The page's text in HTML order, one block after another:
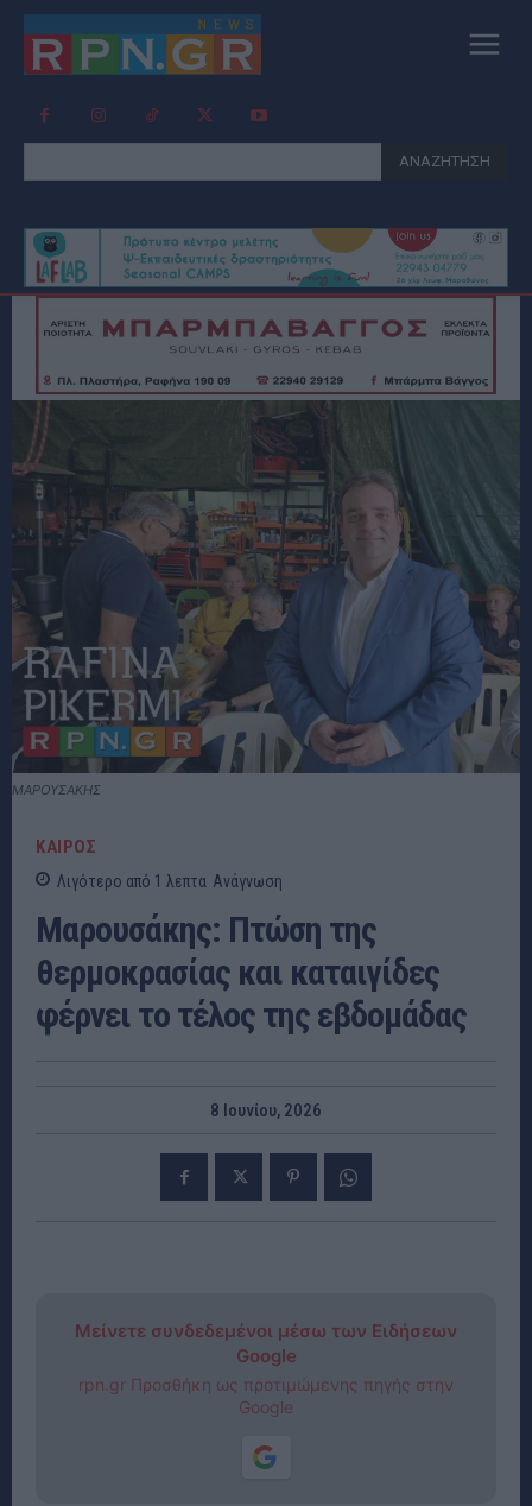
ΑΝΑΖΗΤΗΣΗ
ΜΑΡΟΥΣΑΚΗΣ
ΚΑΙΡΟΣ
Λιγότερο από 1 λεπτα Ανάγνωση
Μαρουσάκης: Πτώση της
θερμοκρασίας και καταιγίδες
φέρνει το τέλος της εβδομάδας
8 Ιουνίου, 2026
Μείνετε συνδεδεμένοι μέσω των Ειδήσεων
Google
rpn.gr Προσθήκη ως προτιμώμενης πηγής στην
Google